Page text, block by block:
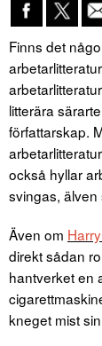
Finns det
litterära
författarskap.
också hyllar
svingas,
Även om
direkt sådan
hantverket en
kneget mist